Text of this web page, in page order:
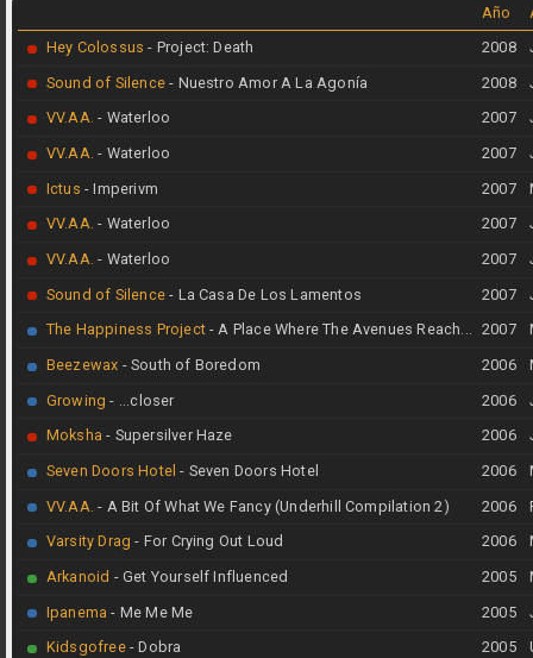
Año
Hey Colossus - Project: Death
2008
Sound of Silence- Nuestro Amor A La Agonía
2008
VV.AA. - Waterloo
2007
VV.AA. - Waterloo
2007
Ictus - Imperivm
2007
VV.AA. - Waterloo
2007
VV.AA. - Waterloo
2007
Sound of Silence- La Casa De Los Lamentos
2007
The Happiness Project- A Place Where The Avenues Reach...
2007
Beezewax - South of Boredom
2006
Growing - ...closer
2006
Moksha - Supersilver Haze
2006
Seven Doors Hotel - Seven Doors Hotel
2006
VV.AA. - A Bit Of What We Fancy (Underhill Compilation 2)
2006
Varsity Drag - For Crying Out Loud
2006
Arkanoid - Get Yourself Influenced
2005
Ipanema - Me Me Me
2005
Kidsgofree- Dobra
2005